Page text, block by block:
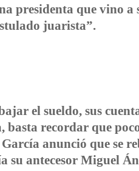
presidenta que vino
juarista”.
el sueldo, sus
recordar que
anunció que se
su antecesor Miguel